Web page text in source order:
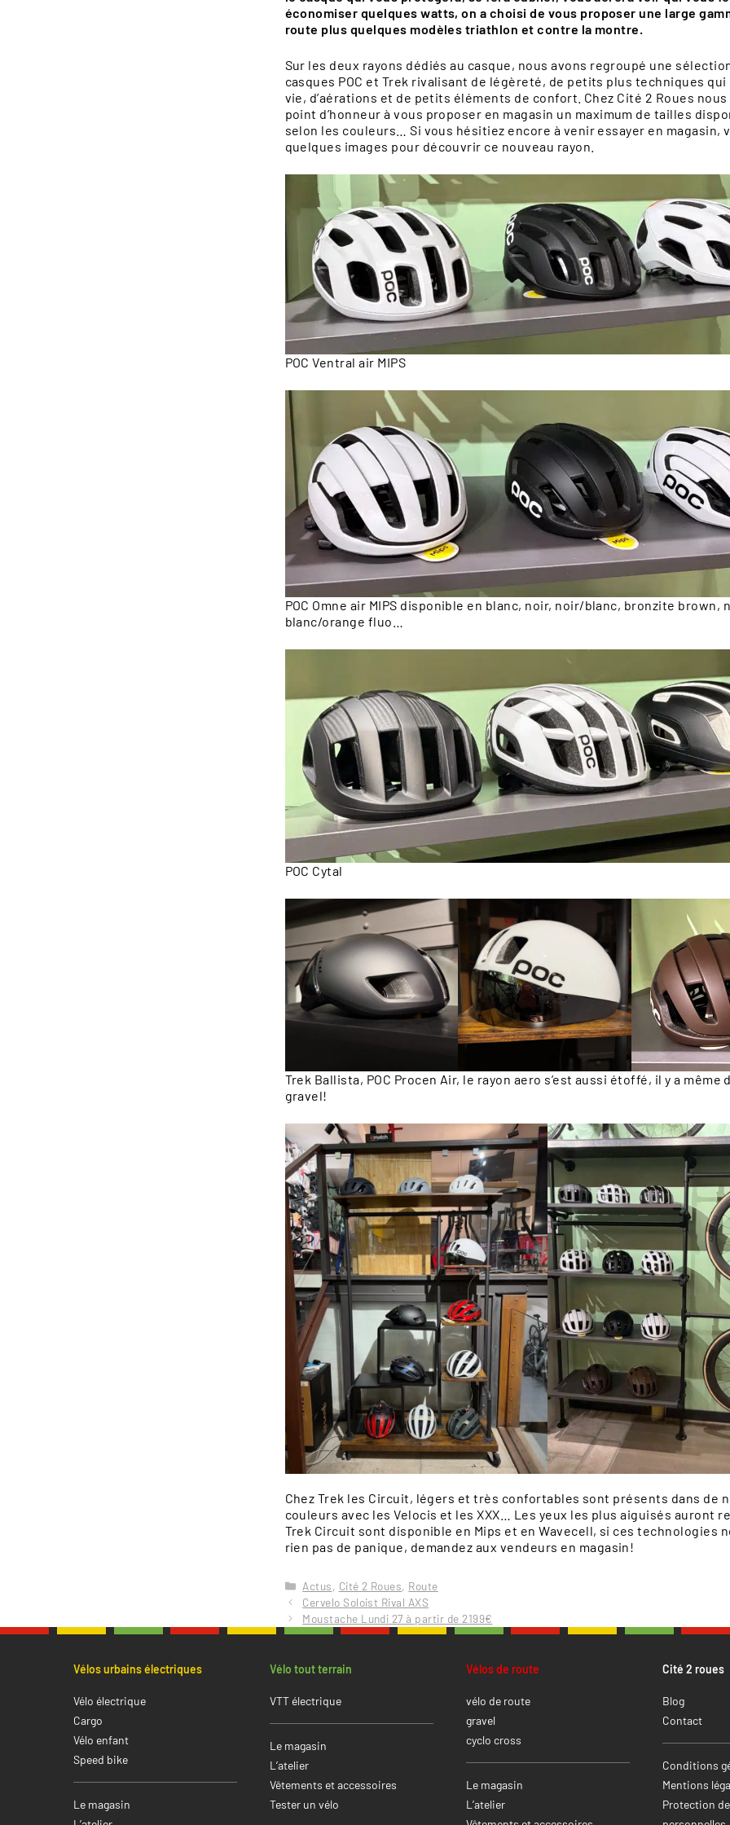
économiser quelques watts, on a choisi de vous proposer une large
route plus quelques modèles triathlon et contre la montre.
Sur les deux rayons dédiés au casque, nous avons regroupé une
casques POC et Trek rivalisant de légèreté, de petits plus techniques
vie, d’aérations et de petits éléments de confort. Chez Cité 2 Roues
point d’honneur à vous proposer en magasin un maximum de tailles
selon les couleurs… Si vous hésitiez encore à venir essayer en magasin,
quelques images pour découvrir ce nouveau rayon.
POC Ventral air MIPS
POC Omne air MIPS disponible en blanc, noir, noir/blanc, bronzite brown,
blanc/orange fluo…
POC Cytal
Trek Ballista, POC Procen Air, le rayon aero s’est aussi étoffé, il y a même
gravel!
Chez Trek les Circuit, légers et très confortables sont présents dans de
couleurs avec les Velocis et les XXX… Les yeux les plus aiguisés auront
Trek Circuit sont disponible en Mips et en Wavecell, si ces technologies
rien pas de panique, demandez aux vendeurs en magasin!
Catégories
Actus, Cité 2 Roues, Route
Cervelo Soloist Rival AXS
Moustache Lundi 27 à partir de 2199€
Vélos urbains électriques
Vélo électrique
Cargo
Vélo enfant
Speed bike
Le magasin
Vélo tout terrain
VTT électrique
Le magasin
L’atelier
Vêtements et accessoires
Tester un vélo
Vélos de route
vélo de route
gravel
cyclo cross
Le magasin
L’atelier
Cité 2 roues
Blog
Contact
Conditions
Mentions
Protection